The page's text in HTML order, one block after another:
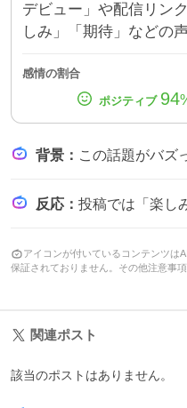
デビュー」や配信リン
しみ」「期待」などの
感情の割合
94
背景 ： この話題がバズっている理由は、VTuberデビューを待ち望んでいたファンが多く、事前に告知された配信時間や
反応 ： 投稿では「楽しみすぎなんとちゃいますの〜」や「期待しとる」といった声が目立
アイコンが付いているコンテンツは
保証されておりません。その他注意事
関連ポスト
該当のポストはありません。